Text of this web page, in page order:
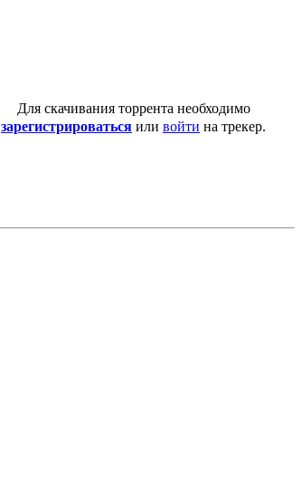
Для скачивания торрента необходимо
зарегистрироваться или войти на трекер.